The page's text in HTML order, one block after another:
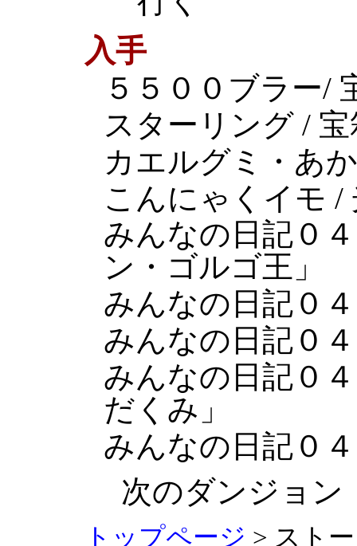
入手
５５００ブラー/
スターリング / 宝
カエルグミ・あ
こんにゃくイモ /
みんなの日記０
ン・ゴルゴ王」
みんなの日記０
みんなの日記０
みんなの日記０
だくみ」
みんなの日記０
次のダンジ
トップページ > スト